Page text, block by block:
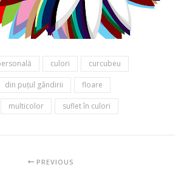
culori curcubeu
din puțul gândirii floare
multicolor suflet în culori
PREVIOUS